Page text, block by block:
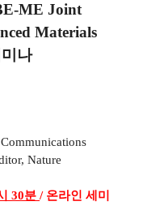
ME Joint
Materials
나
Nature
30분 / 온라인 세미